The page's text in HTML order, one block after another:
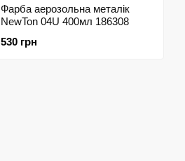
Фарба аерозольна металік
NewTon 04U 400мл 186308
530 грн